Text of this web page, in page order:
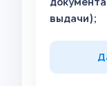
выдачи);